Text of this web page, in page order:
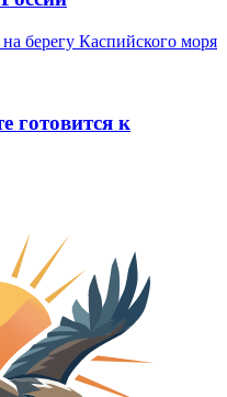
готовится к